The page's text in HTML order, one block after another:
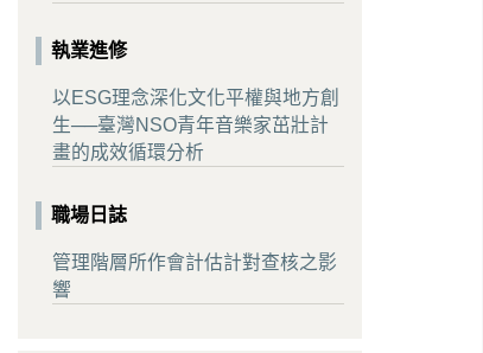
執業進修
以ESG理念深化文化平權與地方創
生──臺灣NSO青年音樂家茁壯計
畫的成效循環分析
職場日誌
管理階層所作會計估計對查核之影
響